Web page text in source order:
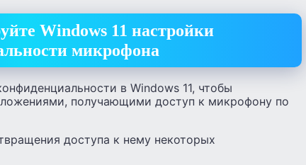
Windows 11 настройки
микрофона
в Windows 11, чтобы
получающими доступ к микрофону по
доступа к нему некоторых